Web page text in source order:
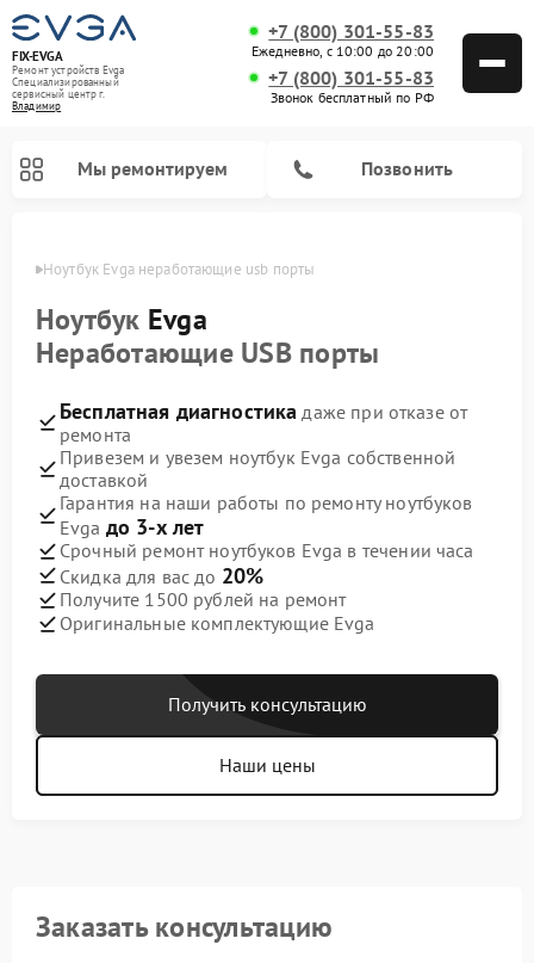
FIX-EVGA
Ремонт устройств Evga
Специализированный
cервисный центр г.
Владимир
+7 (800) 301-55-83
Ежедневно, с 10:00 до 20:00
+7 (800) 301-55-83
Звонок бесплатный по РФ
Мы ремонтируем Позвонить
Ноутбук Evga неработающие usb порты
Ноутбук Evga
Неработающие USB порты
Бесплатная диагностика даже при отказе от
ремонта
Привезем и увезем ноутбук Evga собственной
доставкой
Гарантия на наши работы по ремонту ноутбуков
Evga до 3-х лет
Срочный ремонт ноутбуков Evga в течении часа
Скидка для вас до 20%
Получите 1500 рублей на ремонт
Оригинальные комплектующие Evga
Получить консультацию
Наши цены
Заказать консультацию